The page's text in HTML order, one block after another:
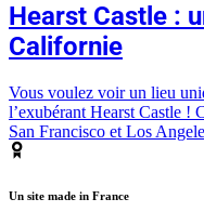
Hearst Castle :
Californie
Vous voulez voir un lieu
l’exubérant Hearst Castle !
San Francisco et Los
Un site made in France